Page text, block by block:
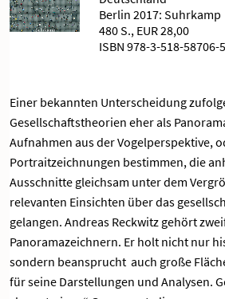
Berlin 2017: Suhrkamp
480 S., EUR 28,00
ISBN 978-3-518-58706-5
Einer bekannten Unterscheidung
Gesellschaftstheorien eher als
Aufnahmen aus der Vogelperspektive,
Portraitzeichnungen bestimmen, die
Ausschnitte gleichsam unter dem
relevanten Einsichten über das
gelangen. Andreas Reckwitz gehört
Panoramazeichnern. Er holt nicht nur
sondern beansprucht auch große
für seine Darstellungen und Analysen.